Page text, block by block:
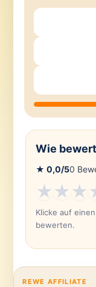
Wie
★ 0,0/50
★★★
Klicke auf
bewerten.
REWE AFFILIATE